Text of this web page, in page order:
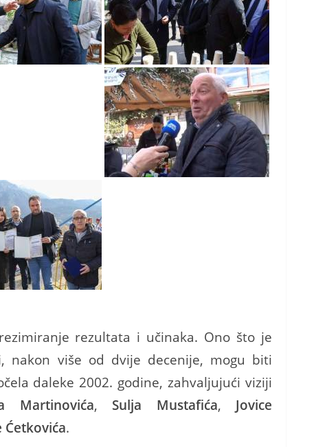
rezultata i učinaka. Ono što je
nakon više od dvije decenije, mogu biti
daleke 2002. godine, zahvaljujući viziji
Martinovića, Sulja Mustafića, Jovice
Ćetkovića.